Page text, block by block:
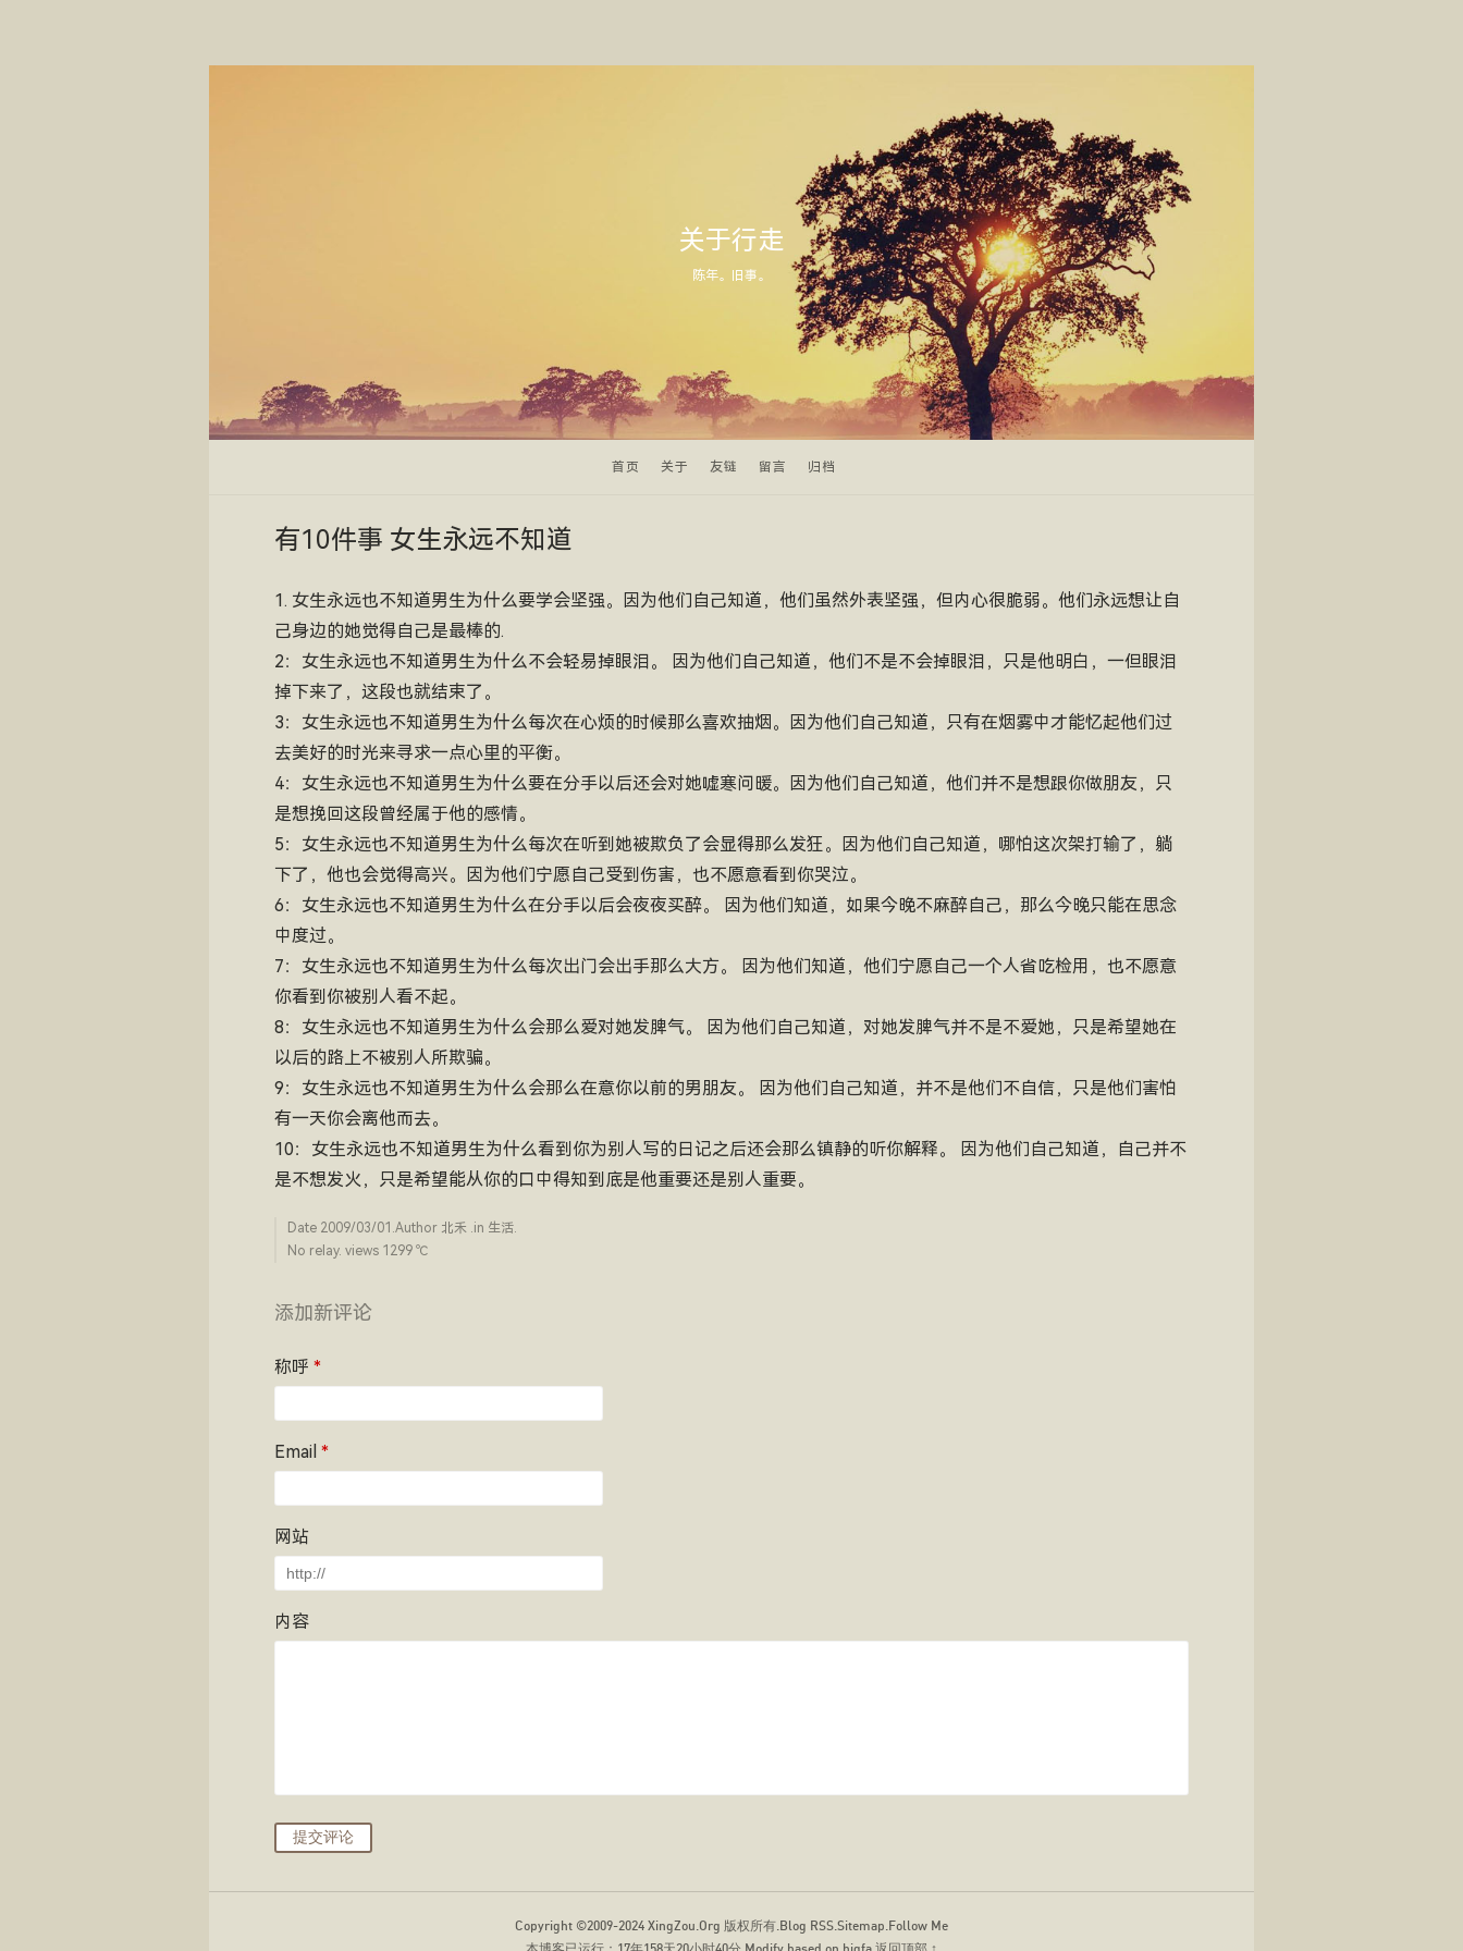
关于行走
陈年。旧事。
首页 关于 友链 留言 归档
有10件事 女生永远不知道
1. 女生永远也不知道男生为什么要学会坚强。因为他们自己知道，他们虽然外表坚强，但内心很脆弱。他们永远想让自
己身边的她觉得自己是最棒的.
2：女生永远也不知道男生为什么不会轻易掉眼泪。 因为他们自己知道，他们不是不会掉眼泪，只是他明白，一但眼泪
掉下来了，这段也就结束了。
3：女生永远也不知道男生为什么每次在心烦的时候那么喜欢抽烟。因为他们自己知道，只有在烟雾中才能忆起他们过
去美好的时光来寻求一点心里的平衡。
4：女生永远也不知道男生为什么要在分手以后还会对她嘘寒问暖。因为他们自己知道，他们并不是想跟你做朋友，只
是想挽回这段曾经属于他的感情。
5：女生永远也不知道男生为什么每次在听到她被欺负了会显得那么发狂。因为他们自己知道，哪怕这次架打输了，躺
下了，他也会觉得高兴。因为他们宁愿自己受到伤害，也不愿意看到你哭泣。
6：女生永远也不知道男生为什么在分手以后会夜夜买醉。 因为他们知道，如果今晚不麻醉自己，那么今晚只能在思念
中度过。
7：女生永远也不知道男生为什么每次出门会出手那么大方。 因为他们知道，他们宁愿自己一个人省吃检用，也不愿意
你看到你被别人看不起。
8：女生永远也不知道男生为什么会那么爱对她发脾气。 因为他们自己知道，对她发脾气并不是不爱她，只是希望她在
以后的路上不被别人所欺骗。
9：女生永远也不知道男生为什么会那么在意你以前的男朋友。 因为他们自己知道，并不是他们不自信，只是他们害怕
有一天你会离他而去。
10：女生永远也不知道男生为什么看到你为别人写的日记之后还会那么镇静的听你解释。 因为他们自己知道，自己并不
是不想发火，只是希望能从你的口中得知到底是他重要还是别人重要。
Date 2009/03/01 .Author 北禾 .in 生活.
No relay. views 1299 ­℃
添加新评论
称呼 *
Email *
网站
内容
提交评论
Copyright ©2009-2024 XingZou.Org 版权所有.Blog RSS.Sitemap.Follow Me